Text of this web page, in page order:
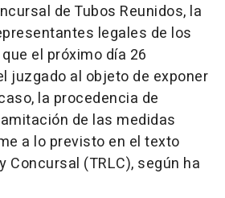
de Tubos Reunidos, la
legales de los
el próximo día 26
juzgado al objeto de exponer
la procedencia de
de las medidas
a lo previsto en el texto
Concursal (TRLC), según ha